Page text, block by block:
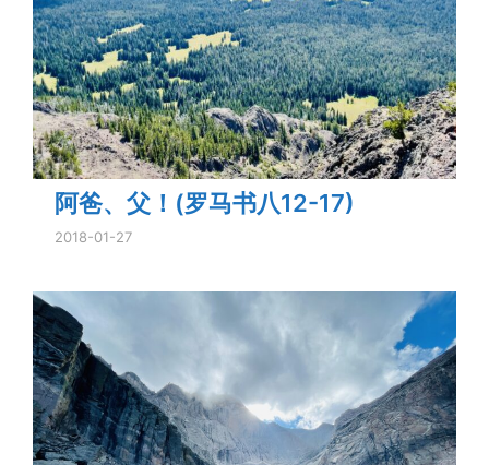
阿爸、父！(罗马书八12-17)
2018-01-27